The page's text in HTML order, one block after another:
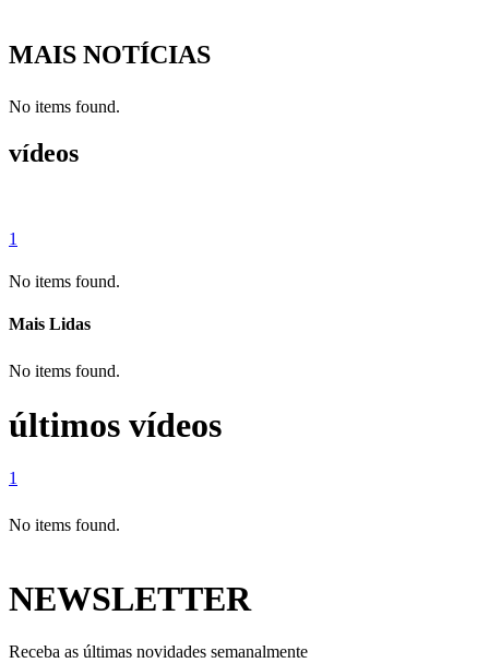
MAIS NOTÍCIAS
No items found.
vídeos
1
No items found.
Mais Lidas
No items found.
últimos vídeos
1
No items found.
NEWSLETTER
Receba as últimas novidades semanalmente